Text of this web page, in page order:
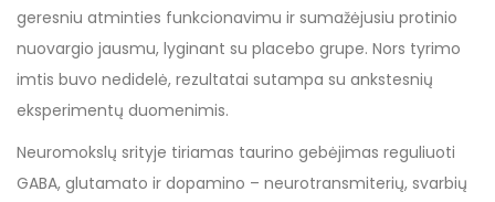
geresniu atminties funkcionavimu ir sumažėjusiu protinio
nuovargio jausmu, lyginant su placebo grupe. Nors tyrimo
imtis buvo nedidelė, rezultatai sutampa su ankstesnių
eksperimentų duomenimis.
Neuromokslų srityje tiriamas taurino gebėjimas reguliuoti
GABA, glutamato ir dopamino – neurotransmiterių, svarbių